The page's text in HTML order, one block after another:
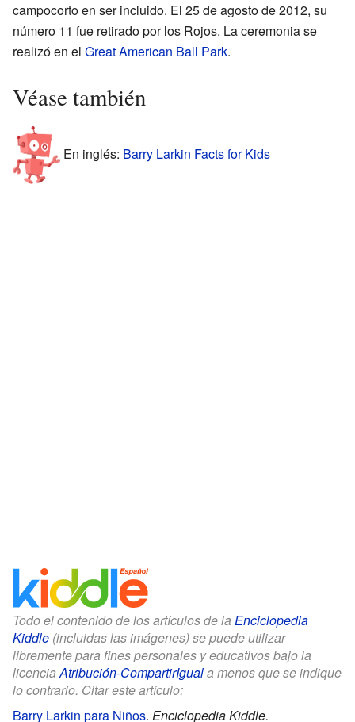
campocorto en ser incluido. El 25 de agosto de 2012, su
número 11 fue retirado por los Rojos. La ceremonia se
realizó en el Great American Ball Park.
Véase también
En inglés: Barry Larkin Facts for Kids
Todo el contenido de los artículos de la Enciclopedia
Kiddle (incluidas las imágenes) se puede utilizar
libremente para fines personales y educativos bajo la
licenciaAtribución-CompartirIguala menos que se indique
lo contrario. Citar este artículo:
Barry Larkin para Niños. Enciclopedia Kiddle.